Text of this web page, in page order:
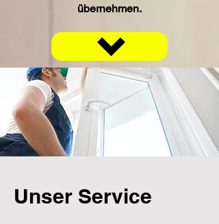
übernehmen.
Unser Service